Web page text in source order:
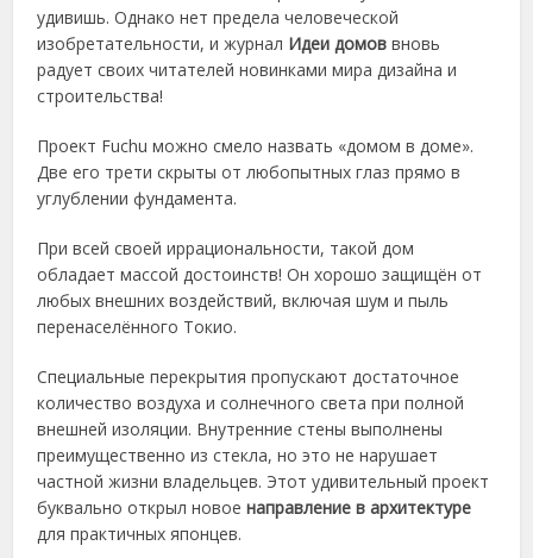
удивишь. Однако нет предела человеческой
изобретательности, и журнал Идеи домов вновь
радует своих читателей новинками мира дизайна и
строительства!
Проект Fuchu можно смело назвать «домом в доме».
Две его трети скрыты от любопытных глаз прямо в
углублении фундамента.
При всей своей иррациональности, такой дом
обладает массой достоинств! Он хорошо защищён от
любых внешних воздействий, включая шум и пыль
перенаселённого Токио.
Специальные перекрытия пропускают достаточное
количество воздуха и солнечного света при полной
внешней изоляции. Внутренние стены выполнены
преимущественно из стекла, но это не нарушает
частной жизни владельцев. Этот удивительный проект
буквально открыл новоенаправление в архитектуре
для практичных японцев.